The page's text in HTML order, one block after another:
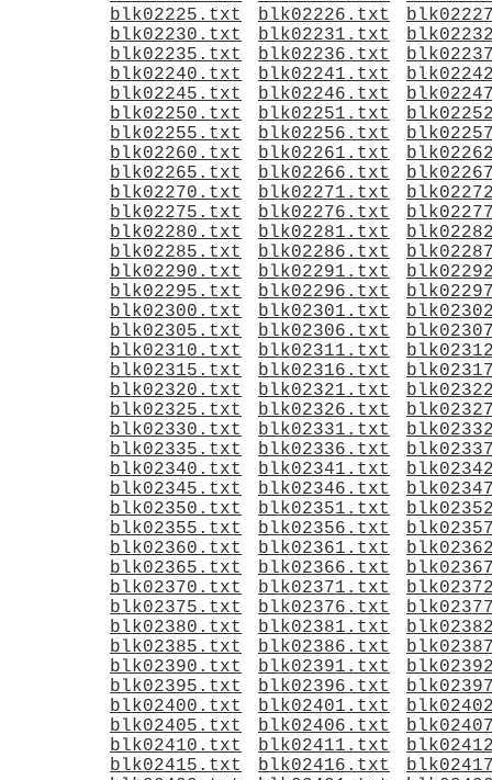
blk02225.txt
blk02226.txt
blk02230.txt
blk02231.txt
blk02235.txt
blk02236.txt
blk02240.txt
blk02241.txt
blk02245.txt
blk02246.txt
blk02250.txt
blk02251.txt
blk02255.txt
blk02256.txt
blk02260.txt
blk02261.txt
blk02265.txt
blk02266.txt
blk02270.txt
blk02271.txt
blk02275.txt
blk02276.txt
blk02280.txt
blk02281.txt
blk02285.txt
blk02286.txt
blk02290.txt
blk02291.txt
blk02295.txt
blk02296.txt
blk02300.txt
blk02301.txt
blk02305.txt
blk02306.txt
blk02310.txt
blk02311.txt
blk02315.txt
blk02316.txt
blk02320.txt
blk02321.txt
blk02325.txt
blk02326.txt
blk02330.txt
blk02331.txt
blk02335.txt
blk02336.txt
blk02340.txt
blk02341.txt
blk02345.txt
blk02346.txt
blk02350.txt
blk02351.txt
blk02355.txt
blk02356.txt
blk02360.txt
blk02361.txt
blk02365.txt
blk02366.txt
blk02370.txt
blk02371.txt
blk02375.txt
blk02376.txt
blk02380.txt
blk02381.txt
blk02385.txt
blk02386.txt
blk02390.txt
blk02391.txt
blk02395.txt
blk02396.txt
blk02400.txt
blk02401.txt
blk02405.txt
blk02406.txt
blk02410.txt
blk02411.txt
blk02415.txt
blk02416.txt